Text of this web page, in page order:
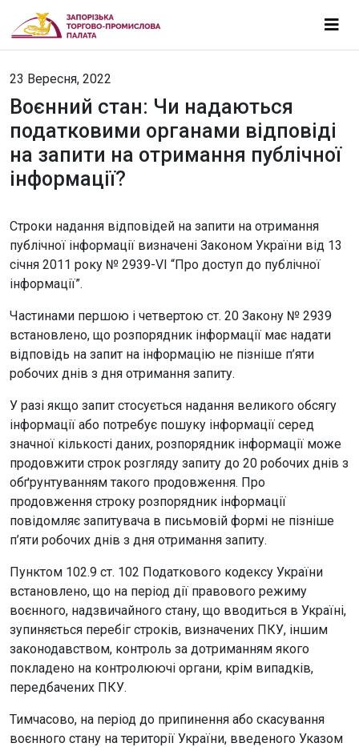
23 Вересня, 2022
Воєнний стан: Чи надаються
податковими органами відповіді
на запити на отримання публічної
інформації?
Строки надання відповідей на запити на отримання
публічної інформації визначені Законом України від 13
січня 2011 року № 2939-VI “Про доступ до публічної
інформації”.
Частинами першою і четвертою ст. 20 Закону № 2939
встановлено, що розпорядник інформації має надати
відповідь на запит на інформацію не пізніше п’яти
робочих днів з дня отримання запиту.
У разі якщо запит стосується надання великого обсягу
інформації або потребує пошуку інформації серед
значної кількості даних, розпорядник інформації може
продовжити строк розгляду запиту до 20 робочих днів з
обґрунтуванням такого продовження. Про
продовження строку розпорядник інформації
повідомляє запитувача в письмовій формі не пізніше
п’яти робочих днів з дня отримання запиту.
Пунктом 102.9 ст. 102 Податкового кодексу України
встановлено, що на період дії правового режиму
воєнного, надзвичайного стану, що вводиться в Україні,
зупиняється перебіг строків, визначених ПКУ, іншим
законодавством, контроль за дотриманням якого
покладено на контролюючі органи, крім випадків,
передбачених ПКУ.
Тимчасово, на період до припинення або скасування
воєнного стану на території України, введеного Указом